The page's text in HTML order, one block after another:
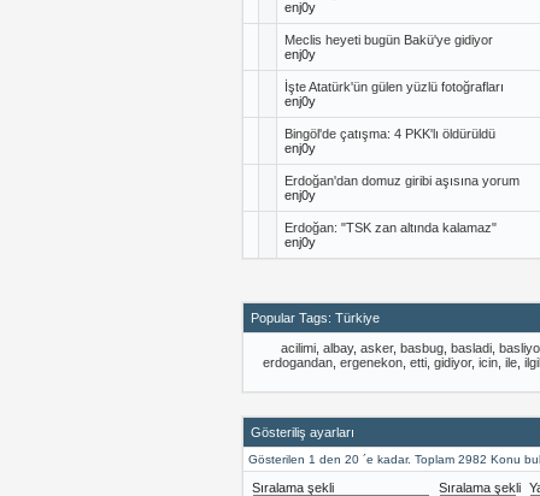
enj0y
Meclis heyeti bugün Bakü'ye gidiyor
enj0y
İşte Atatürk'ün gülen yüzlü fotoğrafları
enj0y
Bingöl'de çatışma: 4 PKK'lı öldürüldü
enj0y
Erdoğan'dan domuz giribi aşısına yorum
enj0y
Erdoğan: "TSK zan altında kalamaz"
enj0y
Popular Tags: Türkiye
acilimi, albay, asker, basbug, basladi,
erdogandan, ergenekon, etti, gidiyor, icin, ile,
Gösteriliş ayarları
Gösterilen 1 den 20 ´e kadar. Toplam 2982 Konu
Sıralama şekli Sıralama şekli